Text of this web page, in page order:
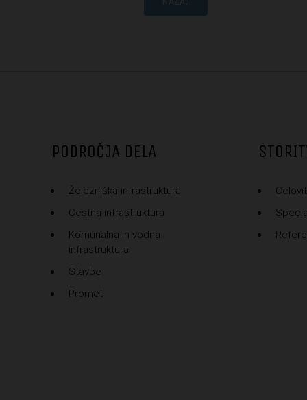
PODROČJA DELA
Železniška infrastruktura
Cestna infrastruktura
Komunalna in vodna
infrastruktura
Stavbe
Promet